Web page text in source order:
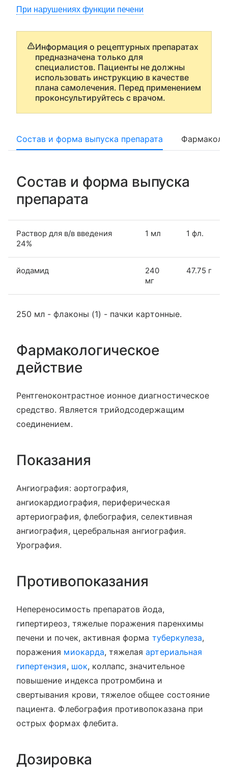
При нарушениях функции печени
Информация о рецептурных препаратах
предназначена только для
специалистов. Пациенты не должны
использовать инструкцию в качестве
плана самолечения. Перед применением
проконсультируйтесь с врачом.
Состав и форма выпуска препарата
Состав и форма выпуска
препарата
Раствор для в/в введения
24%
1 мл 1 фл.
йодамид
240
мг
47.75 г
250 мл - флаконы (1) - пачки картонные.
Фармакологическое
действие
Рентгеноконтрастное ионное диагностическое
средство. Является трийодсодержащим
соединением.
Показания
Ангиография: аортография,
ангиокардиография, периферическая
артериография, флебография, селективная
ангиография, церебральная ангиография.
Урография.
Противопоказания
Непереносимость препаратов йода,
гипертиреоз, тяжелые поражения паренхимы
печени и почек, активная форма туберкулеза,
поражения миокарда, тяжелаяартериальная
гипертензия, шок, коллапс, значительное
повышение индекса протромбина и
свертывания крови, тяжелое общее состояние
пациента. Флебография противопоказана при
острых формах флебита.
Дозировка